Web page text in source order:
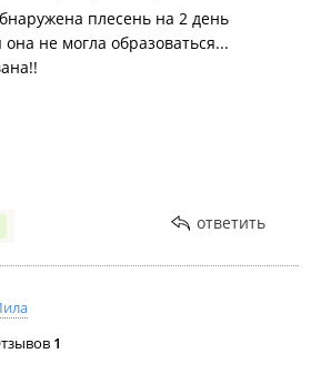
плесень на 2 день
не могла образоваться...
ответить
1